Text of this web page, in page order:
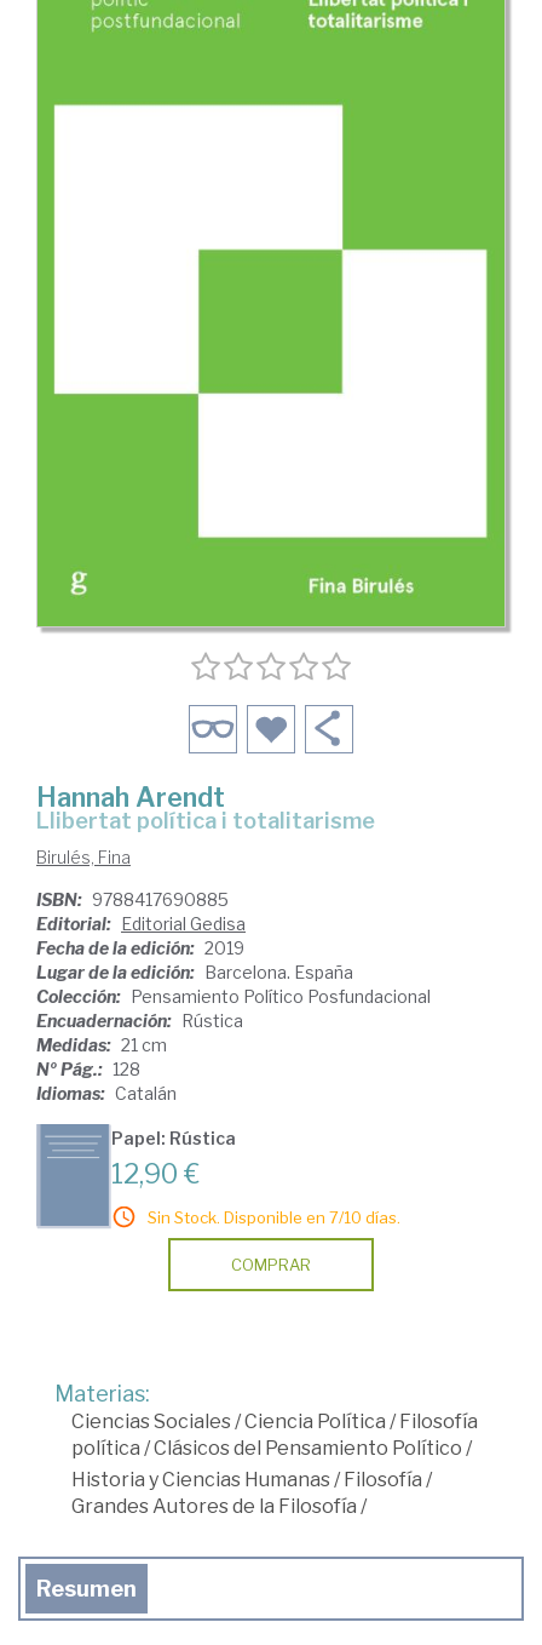
Hannah Arendt
Llibertat política i totalitarisme
Birulés, Fina
ISBN: 9788417690885
Editorial: Editorial Gedisa
Fecha de la edición: 2019
Lugar de la edición: Barcelona. España
Colección: Pensamiento Político Posfundacional
Encuadernación: Rústica
Medidas: 21 cm
Nº Pág.: 128
Idiomas: Catalán
Papel: Rústica
12,90 €
Sin Stock. Disponible en 7/10 días.
COMPRAR
Materias:
Ciencias Sociales/Ciencia Política /Filosofía
política /Clásicos del Pensamiento Político /
Historia y Ciencias Humanas/Filosofía /
Grandes Autores de la Filosofía /
Resumen